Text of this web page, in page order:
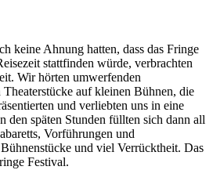
keine Ahnung hatten, dass das Fringe
stattfinden würde, verbrachten
Wir hörten umwerfenden
Theaterstücke auf kleinen Bühnen, die
und verliebten uns in eine
den späten Stunden füllten sich dann all
Vorführungen und
und viel Verrücktheit. Das
Festival.